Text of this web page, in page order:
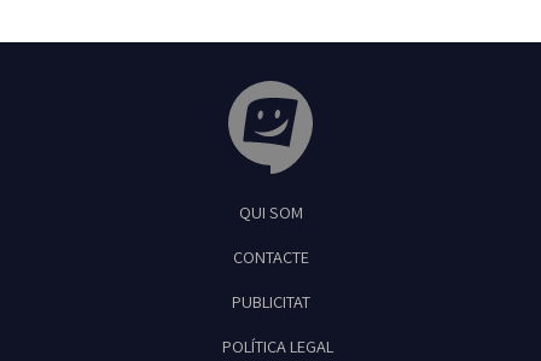
Feliu de Guíxols
QUI SOM
CONTACTE
PUBLICITAT
POLÍTICA LEGAL